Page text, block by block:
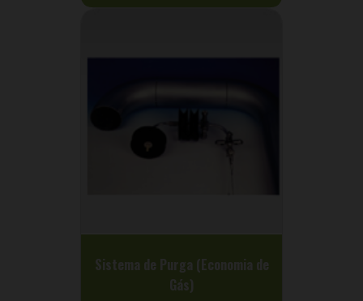
Sistema de Purga (Economia de
Gás)